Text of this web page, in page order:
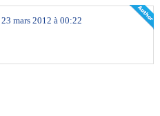
23 mars 2012 à 00:22